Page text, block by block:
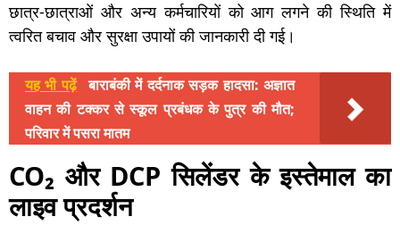
छात्र-छात्राओं और अन्य कर्मचारियों को आग लगने की स्थिति में
त्वरित बचाव और सुरक्षा उपायों की जानकारी दी गई।
यह भी पढ़ें बाराबंकी में दर्दनाक सड़क हादसा: अज्ञात
वाहन की टक्कर से स्कूल प्रबंधक के पुत्र की मौत;
परिवार में पसरा मातम
CO₂ और DCP सिलेंडर के इस्तेमाल का
लाइव प्रदर्शन